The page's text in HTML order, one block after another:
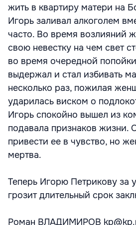
жить в квартиру матери на
Игорь заливал алкоголем
часто. Во время возлияний
свою невестку на чем свет
во время очередной
выдержал и стал избивать
несколько раз, пожилая
ударилась виском о
Игорь спокойно вышел из
подавала признаков жизни.
привести ее в чувство, но
мертва.
Теперь Игорю Петрикову за
грозит длительный срок
Роман ВЛАДИМИРОВ